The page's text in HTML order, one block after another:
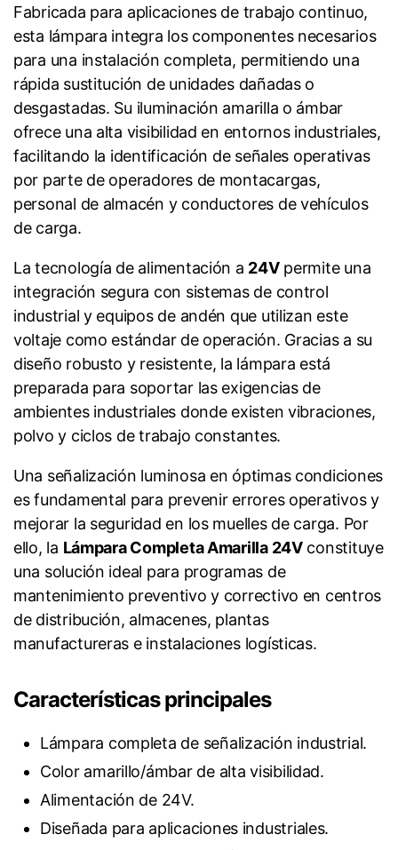
Fabricada para aplicaciones de trabajo continuo,
esta lámpara integra los componentes necesarios
para una instalación completa, permitiendo una
rápida sustitución de unidades dañadas o
desgastadas. Su iluminación amarilla o ámbar
ofrece una alta visibilidad en entornos industriales,
facilitando la identificación de señales operativas
por parte de operadores de montacargas,
personal de almacén y conductores de vehículos
de carga.
La tecnología de alimentación a 24Vpermite una
integración segura con sistemas de control
industrial y equipos de andén que utilizan este
voltaje como estándar de operación. Gracias a su
diseño robusto y resistente, la lámpara está
preparada para soportar las exigencias de
ambientes industriales donde existen vibraciones,
polvo y ciclos de trabajo constantes.
Una señalización luminosa en óptimas condiciones
es fundamental para prevenir errores operativos y
mejorar la seguridad en los muelles de carga. Por
ello, la Lámpara Completa Amarilla 24Vconstituye
una solución ideal para programas de
mantenimiento preventivo y correctivo en centros
de distribución, almacenes, plantas
manufactureras e instalaciones logísticas.
Características principales
Lámpara completa de señalización industrial.
Color amarillo/ámbar de alta visibilidad.
Alimentación de 24V.
Diseñada para aplicaciones industriales.